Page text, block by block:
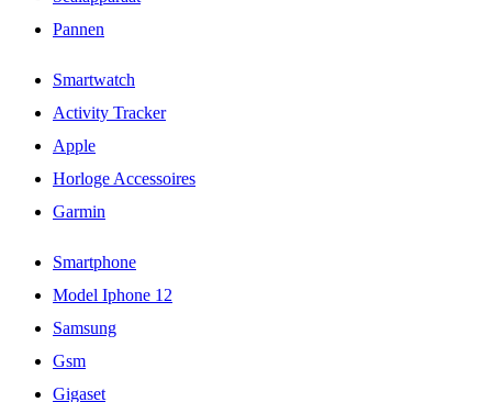
Pannen
Smartwatch
Activity Tracker
Apple
Horloge Accessoires
Garmin
Smartphone
Model Iphone 12
Samsung
Gsm
Gigaset